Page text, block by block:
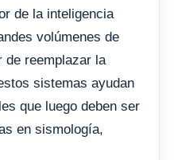
de la inteligencia
volúmenes de
de reemplazar la
sistemas ayudan
que luego deben ser
en sismología,